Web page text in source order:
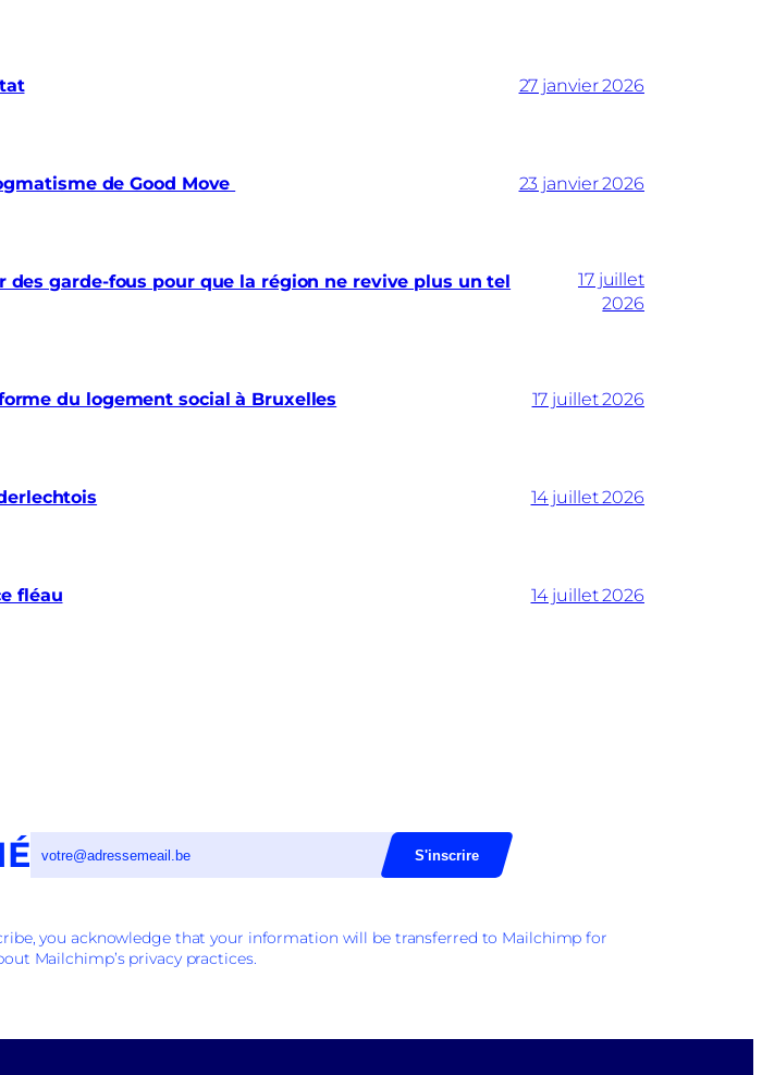
27 janvier 2026
de Good Move 23 janvier 2026
des garde-fous pour que la région ne revive plus un tel
17 juillet
2026
du logement social à Bruxelles 17 juillet 2026
14 juillet 2026
fléau 14 juillet 2026
you acknowledge that your information will be transferred to Mailchimp for
Mailchimp’s privacy practices.